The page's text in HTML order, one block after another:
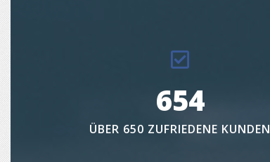
654
ÜBER 650 ZUFRIEDENE KUNDEN